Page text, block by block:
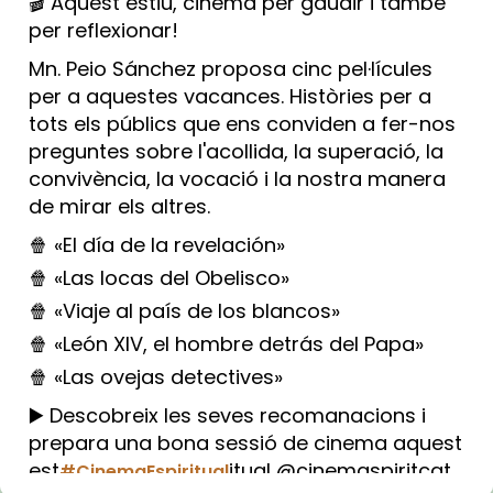
per reflexionar!
Mn. Peio Sánchez proposa cinc pel·lícules
per a aquestes vacances. Històries per a
tots els públics que ens conviden a fer-nos
preguntes sobre l'acollida, la superació, la
convivència, la vocació i la nostra manera
de mirar els altres.
🍿 «El día de la revelación»
🍿 «Las locas del Obelisco»
🍿 «Viaje al país de los blancos»
🍿 «León XIV, el hombre detrás del Papa»
🍿 «Las ovejas detectives»
▶️ Descobreix les seves recomanacions i
prepara una bona sessió de cinema aquest
est#CinemaEspiritualitual @cinemaspiritcat